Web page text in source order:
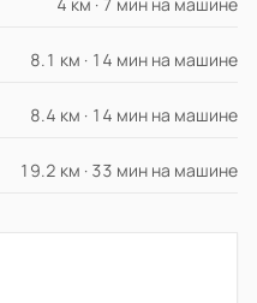
8.1 км · 14 мин на машине
8.4 км · 14 мин на машине
19.2 км · 33 мин на машине